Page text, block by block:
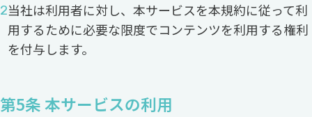
当社は利用者に対し、本サービスを本規約に従って利
用するために必要な限度でコンテンツを利用する権利
を付与します。
第5条 本サービスの利用